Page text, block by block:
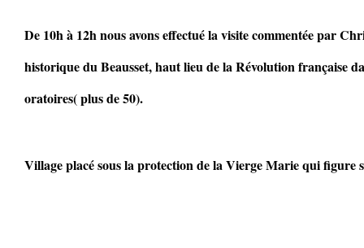
De 10h à 12h nous avons effectué la visite commentée par
historique du Beausset, haut lieu de la Révolution française
oratoires( plus de 50).
Village placé sous la protection de la Vierge Marie qui figure